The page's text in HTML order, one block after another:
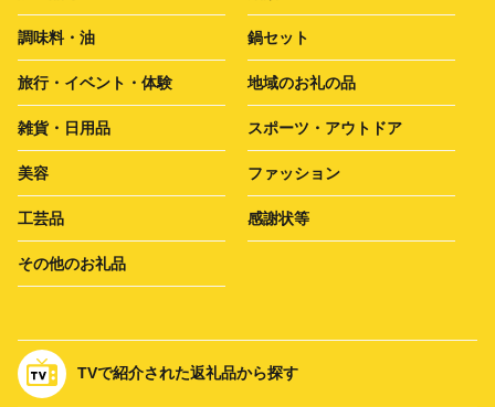
調味料・油 鍋セット
旅行・イベント・体験 地域のお礼の品
雑貨・日用品 スポーツ・アウトドア
美容 ファッション
工芸品 感謝状等
その他のお礼品
TVで紹介された返礼品から探す